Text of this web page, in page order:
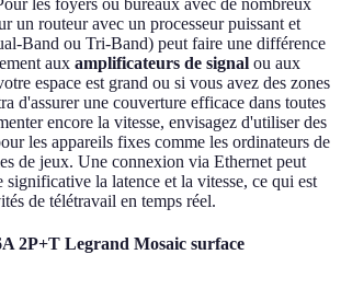
les foyers ou bureaux avec de nombreux
un routeur avec un processeur puissant et
Band ou Tri-Band) peut faire une différence
aux amplificateurs de signal ou aux
espace est grand ou si vous avez des zones
d'assurer une couverture efficace dans toutes
encore la vitesse, envisagez d'utiliser des
les appareils fixes comme les ordinateurs de
de jeux. Une connexion via Ethernet peut
significative la latence et la vitesse, ce qui est
de télétravail en temps réel.
2P+T Legrand Mosaic surface